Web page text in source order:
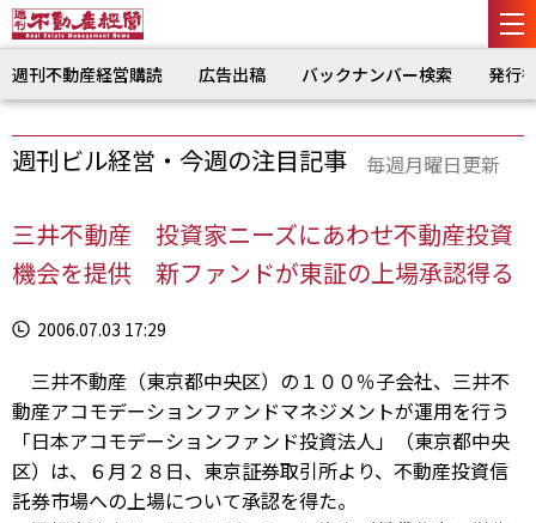
週刊不動産経営購読 広告出稿 バックナンバー検索 発行
週刊ビル経営・今週の注目記事 毎週月曜日更新
三井不動産 投資家ニーズにあわせ不動産投資
機会を提供 新ファンドが東証の上場承認得る
2006.07.03 17:29
三井不動産（東京都中央区）の１００％子会社、三井不
動産アコモデーションファンドマネジメントが運用を行う
「日本アコモデーションファンド投資法人」（東京都中央
区）は、６月２８日、東京証券取引所より、不動産投資信
託券市場への上場について承認を得た。